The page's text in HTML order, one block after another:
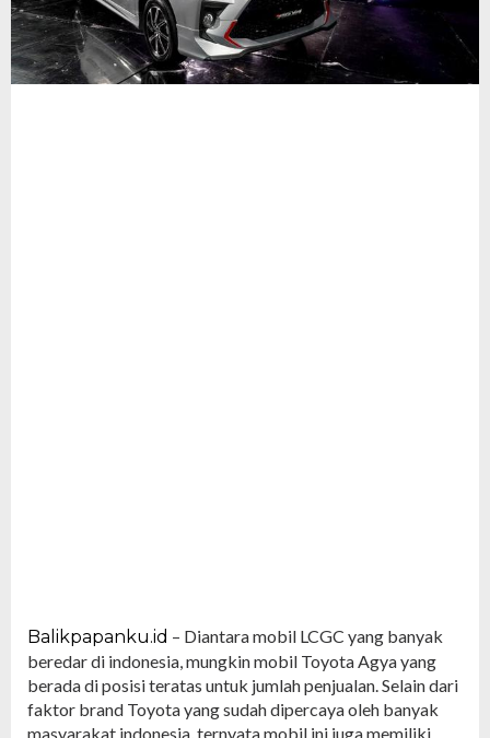
Balikpapanku.id – Diantara mobil LCGC yang banyak
beredar di indonesia, mungkin mobil Toyota Agya yang
berada di posisi teratas untuk jumlah penjualan. Selain dari
faktor brand Toyota yang sudah dipercaya oleh banyak
masyarakat indonesia, ternyata mobil ini juga memiliki